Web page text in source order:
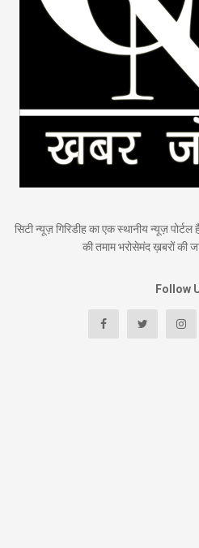
सिटी न्यूज़ गिरिडीह का एक स्थानीय न्यूज़
की तमाम भरोसेमंद ख़बरों की
Follow